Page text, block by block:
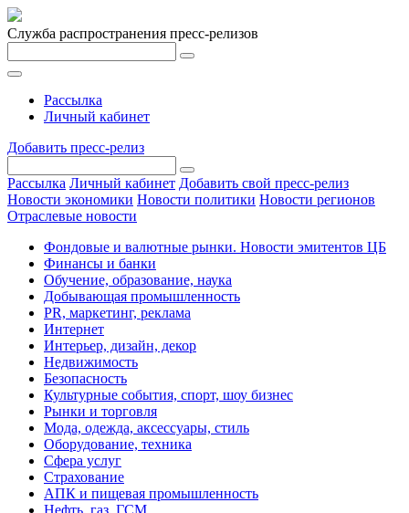
Служба распространения пресс-релизов
Рассылка
Личный кабинет
Добавить пресс-релиз
Рассылка Личный кабинет Добавить свой пресс-релиз
Новости экономики Новости политики Новости регионов
Отраслевые новости
Фондовые и валютные рынки. Новости эмитентов ЦБ
Финансы и банки
Обучение, образование, наука
Добывающая промышленность
PR, маркетинг, реклама
Интернет
Интерьер, дизайн, декор
Недвижимость
Безопасность
Культурные события, спорт, шоу бизнес
Рынки и торговля
Мода, одежда, аксессуары, стиль
Оборудование, техника
Сфера услуг
Страхование
АПК и пищевая промышленность
Нефть, газ, ГСМ